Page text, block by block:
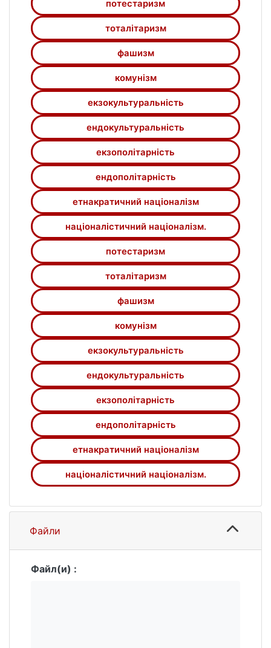
супутнього прояву у суспільстві
вертикального культурного розколу.
потестаризм
тоталітаризм
фашизм
комунізм
екзокультуральність
ендокультуральність
екзополітарність
ендополітарність
етнакратичний націоналізм
націоналістичний націоналізм.
потестаризм
тоталітаризм
фашизм
комунізм
екзокультуральність
ендокультуральність
екзополітарність
ендополітарність
етнакратичний націоналізм
націоналістичний націоналізм.
Файли
Файл(и) :